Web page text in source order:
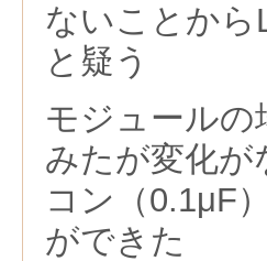
ないことから
と疑う
モジュール
みたが変化が
コン（0.1μF
ができた